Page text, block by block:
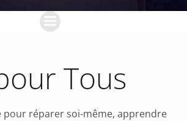
Tous
pour réparer soi-même, apprendre